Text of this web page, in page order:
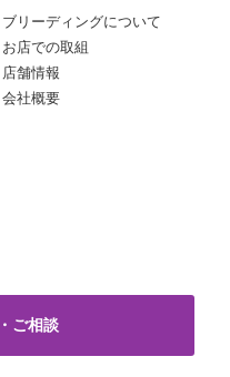
ブリーディングについて
お店での取組
店舗情報
会社概要
ご相談